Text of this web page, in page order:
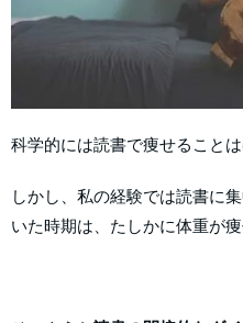
科学的には読書で痩せること
しかし、私の経験では読書に
いた時期は、たしかに体重が